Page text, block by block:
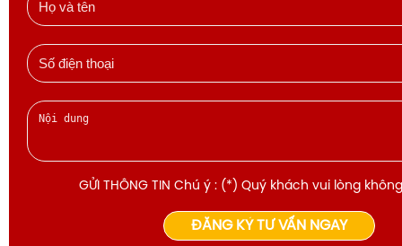
GỬI THÔNG TIN Chú ý : (*) Quý khách vui lòng
ĐĂNG KÝ TƯ VẤN NGAY